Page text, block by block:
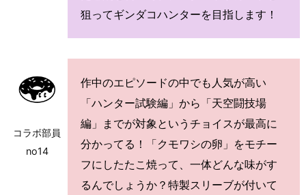
狙ってギンダコハンターを目指します！
コラボ部員
no14
作中のエピソードの中でも人気が高い
「ハンター試験編」から「天空闘技場
編」までが対象というチョイスが最高に
分かってる！「クモワシの卵」をモチー
フにしたたこ焼って、一体どんな味がす
るんでしょうか？特製スリーブが付いて